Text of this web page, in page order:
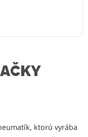
ktorú vyrába